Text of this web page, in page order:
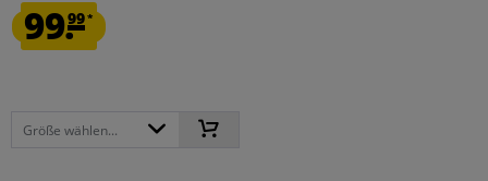
99.99*
Größe wählen...